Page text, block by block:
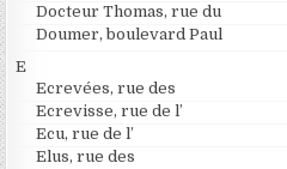
Docteur Thomas, rue du
Doumer, boulevard Paul
E
Ecrevées, rue des
Ecrevisse, rue de l’
Ecu, rue de l’
Elus, rue des